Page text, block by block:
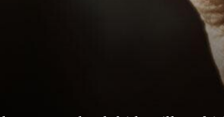
är ännu inte klart om förslaget blir
skriver i sin promemoria
det ekonomiska läget,